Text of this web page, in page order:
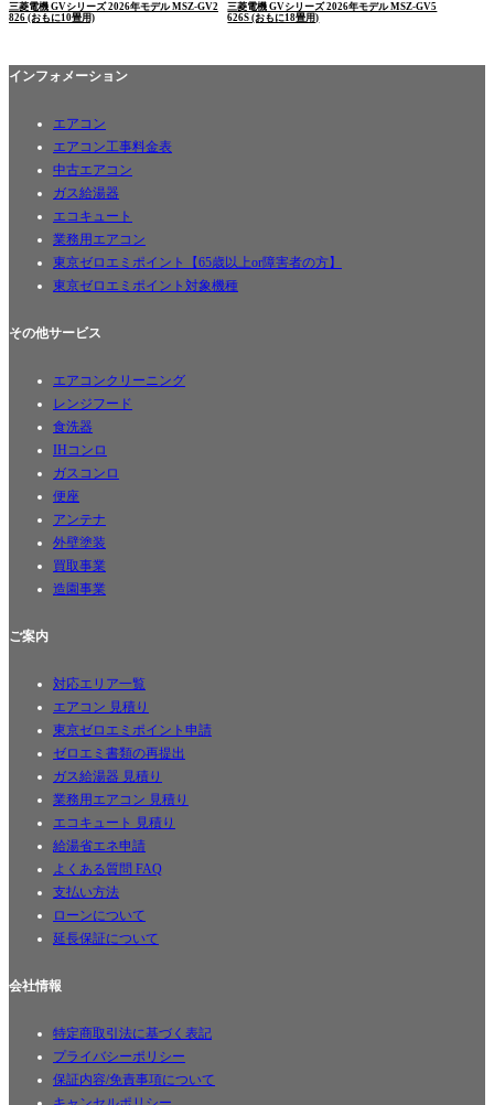
三菱電機 GVシリーズ 2026年モデル MSZ-GV2
826 (おもに10畳用)
三菱電機 GVシリーズ 2026年モデル MSZ-GV5
626S (おもに18畳用)
インフォメーション
エアコン
エアコン工事料金表
中古エアコン
ガス給湯器
エコキュート
業務用エアコン
東京ゼロエミポイント【65歳以上or障害者の方】
東京ゼロエミポイント対象機種
その他サービス
エアコンクリーニング
レンジフード
食洗器
IHコンロ
ガスコンロ
便座
アンテナ
外壁塗装
買取事業
造園事業
ご案内
対応エリア一覧
エアコン 見積り
東京ゼロエミポイント申請
ゼロエミ書類の再提出
ガス給湯器 見積り
業務用エアコン 見積り
エコキュート 見積り
給湯省エネ申請
よくある質問 FAQ
支払い方法
ローンについて
延長保証について
会社情報
特定商取引法に基づく表記
プライバシーポリシー
保証内容/免責事項について
ユーザー名またはメールアドレス